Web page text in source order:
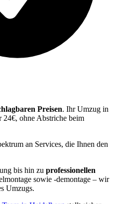
Preisen. Ihr Umzug in
24€, ohne Abstriche beim
an Services, die Ihnen den
bis hin zu professionellen
sowie -demontage – wir
Umzugs.